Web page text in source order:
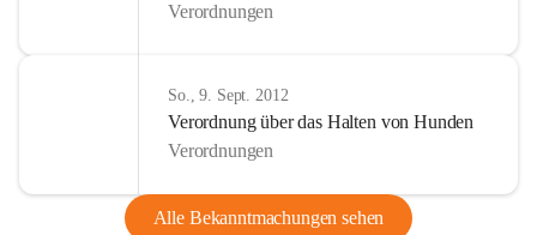
Verordnungen
So., 9. Sept. 2012
Verordnung über das Halten von Hunden
Verordnungen
Alle Bekanntmachungen sehen